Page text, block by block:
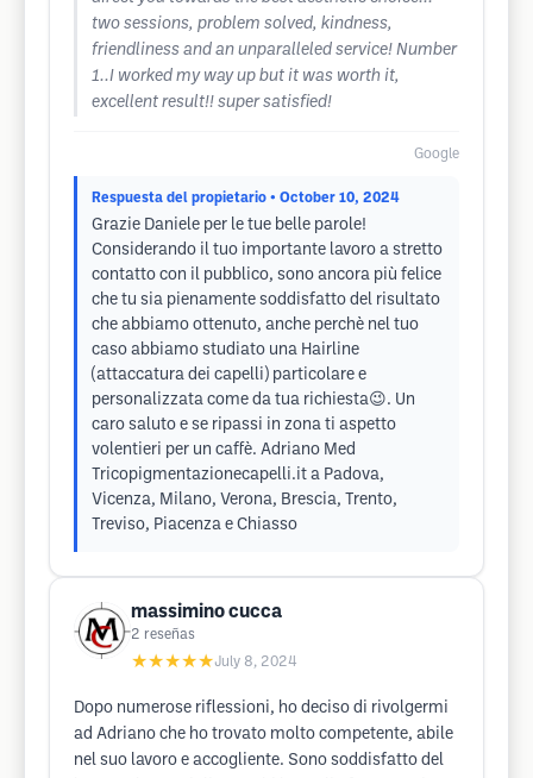
two sessions, problem solved, kindness,
friendliness and an unparalleled service! Number
1..I worked my way up but it was worth it,
excellent result!! super satisfied!
Google
Respuesta del propietario • October 10, 2024
Grazie Daniele per le tue belle parole!
Considerando il tuo importante lavoro a stretto
contatto con il pubblico, sono ancora più felice
che tu sia pienamente soddisfatto del risultato
che abbiamo ottenuto, anche perchè nel tuo
caso abbiamo studiato una Hairline
(attaccatura dei capelli) particolare e
personalizzata come da tua richiesta😉. Un
caro saluto e se ripassi in zona ti aspetto
volentieri per un caffè. Adriano Med
Tricopigmentazionecapelli.it a Padova,
Vicenza, Milano, Verona, Brescia, Trento,
Treviso, Piacenza e Chiasso
massimino cucca
2 reseñas
★★★★★July 8, 2024
Dopo numerose riflessioni, ho deciso di rivolgermi
ad Adriano che ho trovato molto competente, abile
nel suo lavoro e accogliente. Sono soddisfatto del